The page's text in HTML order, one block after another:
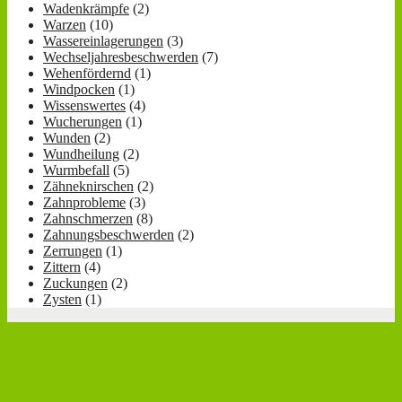
Wadenkrämpfe (2)
Warzen (10)
Wassereinlagerungen (3)
Wechseljahresbeschwerden (7)
Wehenfördernd (1)
Windpocken (1)
Wissenswertes (4)
Wucherungen (1)
Wunden (2)
Wundheilung (2)
Wurmbefall (5)
Zähneknirschen (2)
Zahnprobleme (3)
Zahnschmerzen (8)
Zahnungsbeschwerden (2)
Zerrungen (1)
Zittern (4)
Zuckungen (2)
Zysten (1)